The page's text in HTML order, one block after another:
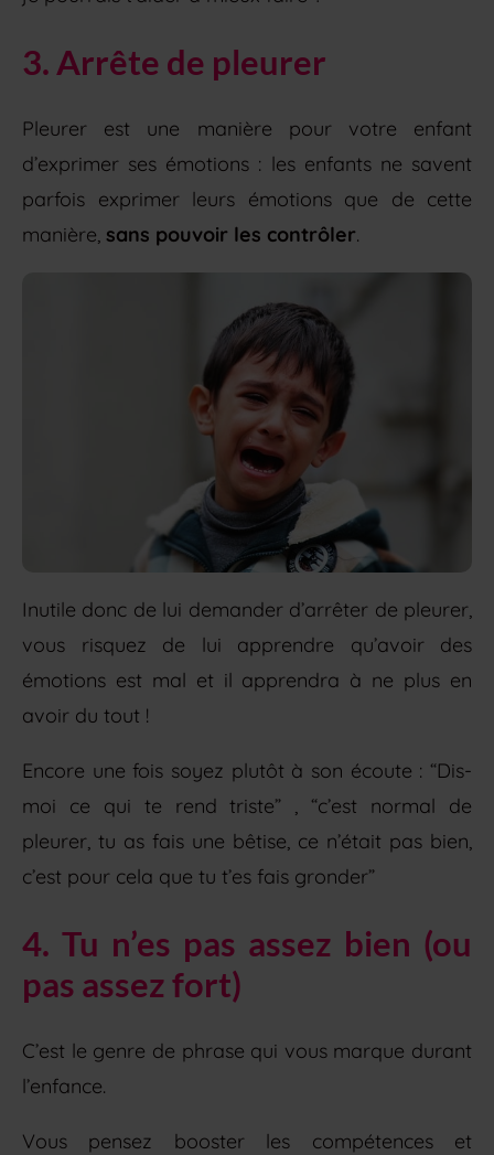
3. Arrête de pleurer
Pleurer est une manière pour votre enfant
d’exprimer ses émotions : les enfants ne savent
parfois exprimer leurs émotions que de cette
manière, sans pouvoir les contrôler.
Inutile donc de lui demander d’arrêter de pleurer,
vous risquez de lui apprendre qu’avoir des
émotions est mal et il apprendra à ne plus en
avoir du tout !
Encore une fois soyez plutôt à son écoute : “Dis-
moi ce qui te rend triste” , “c’est normal de
pleurer, tu as fais une bêtise, ce n’était pas bien,
c’est pour cela que tu t’es fais gronder”
4. Tu n’es pas assez bien (ou
pas assez fort)
C’est le genre de phrase qui vous marque durant
l’enfance.
Vous pensez booster les compétences et